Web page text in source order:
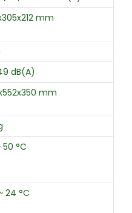
mm
dB(A)
mm
50 °C
24 °C